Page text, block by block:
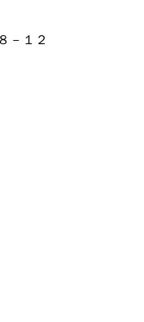
－１２